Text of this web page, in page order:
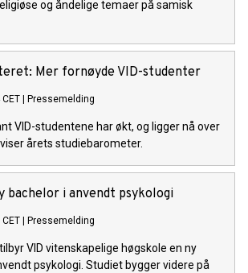
og åndelige temaer på samisk
Mer fornøyde VID-studenter
Pressemelding
VID-studentene har økt, og ligger nå over
årets studiebarometer.
bachelor i anvendt psykologi
Pressemelding
VID vitenskapelige høgskole en ny
psykologi. Studiet bygger videre på